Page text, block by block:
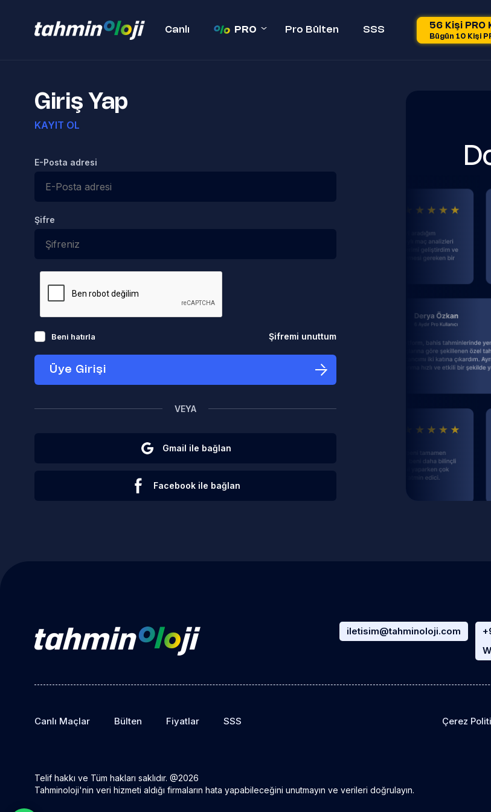
Canlı PRO Pro Bülten SSS 56 Kişi PRO
Bügün 10 Kişi
Giriş Yap
KAYIT OL
E-Posta adresi
Şifre
Beni hatırla Şifremi unuttum
Üye Girişi
VEYA
Gmail ile bağlan
Facebook ile bağlan
iletisim@tahminoloji.com
Canlı Maçlar Bülten Fiyatlar SSS Çerez
Telif hakkı ve Tüm hakları saklıdır. @2026
Tahminoloji'nin veri hizmeti aldığı firmaların hata yapabileceğini unutmayın ve verileri doğrulayın.